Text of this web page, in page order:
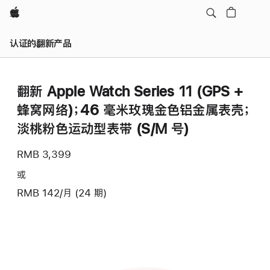
Apple
认证的翻新产品
翻新 Apple Watch Series 11 (GPS +
蜂窝网络)；46 毫米玫瑰金色铝金属表壳；
淡桃粉色运动型表带 (S/M 号)
RMB 3,399
或
RMB 142/月 (24 期)